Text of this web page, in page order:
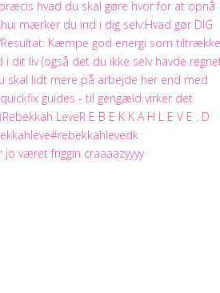
været friggin craaaazyyyy